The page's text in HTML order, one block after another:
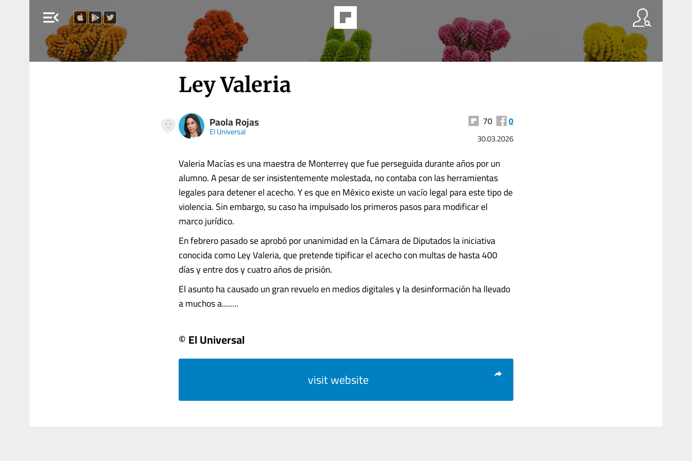
menu_open
Ley Valeria
Paola Rojas
El Universal
70 0
30.03.2026
Valeria Macías es una maestra de Monterrey que fue perseguida durante años por un
alumno. A pesar de ser insistentemente molestada, no contaba con las herramientas
legales para detener el acecho. Y es que en México existe un vacío legal para este tipo de
violencia. Sin embargo, su caso ha impulsado los primeros pasos para modificar el
marco jurídico.
En febrero pasado se aprobó por unanimidad en la Cámara de Diputados la iniciativa
conocida como Ley Valeria, que pretende tipificar el acecho con multas de hasta 400
días y entre dos y cuatro años de prisión.
El asunto ha causado un gran revuelo en medios digitales y la desinformación ha llevado
a muchos a........
© El Universal
visit website